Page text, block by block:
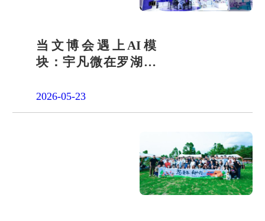
当文博会遇上AI模
块：宇凡微在罗湖展
答卷
2026-05-23